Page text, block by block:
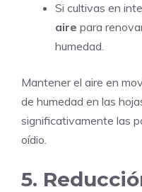
Si cultivas en
aire para
humedad.
Mantener el aire en
de humedad en las
significativamente las
oídio.
5.